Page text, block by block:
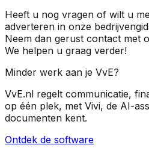
Heeft u nog vragen of wilt u
adverteren in onze
Neem dan gerust contact met
We helpen u graag verder!
Minder werk aan je VvE?
VvE.nl regelt communicatie,
op één plek, met Vivi, de AI-
documenten kent.
Ontdek de software